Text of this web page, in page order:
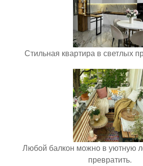
Стильная квартира в светлых
Любой балкон можно в уютную
превратить.